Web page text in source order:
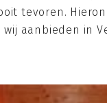
tevoren.
aanbieden in